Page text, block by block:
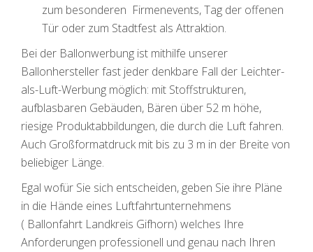
zum besonderen Firmenevents, Tag der offenen
Tür oder zum Stadtfest als Attraktion.
Bei der Ballonwerbung ist mithilfe unserer
Ballonhersteller fast jeder denkbare Fall der Leichter-
als-Luft-Werbung möglich: mit Stoffstrukturen,
aufblasbaren Gebäuden, Bären über 52 m höhe,
riesige Produktabbildungen, die durch die Luft fahren.
Auch Großformatdruck mit bis zu 3 m in der Breite von
beliebiger Länge.
Egal wofür Sie sich entscheiden, geben Sie ihre Pläne
in die Hände eines Luftfahrtunternehmens
( Ballonfahrt Landkreis Gifhorn) welches Ihre
Anforderungen professionell und genau nach Ihren